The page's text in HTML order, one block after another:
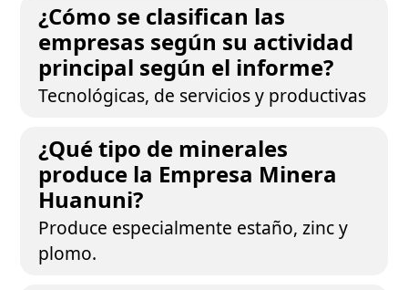
¿Cómo se clasifican las
empresas según su actividad
principal según el informe?
Tecnológicas, de servicios y productivas
¿Qué tipo de minerales
produce la Empresa Minera
Huanuni?
Produce especialmente estaño, zinc y
plomo.